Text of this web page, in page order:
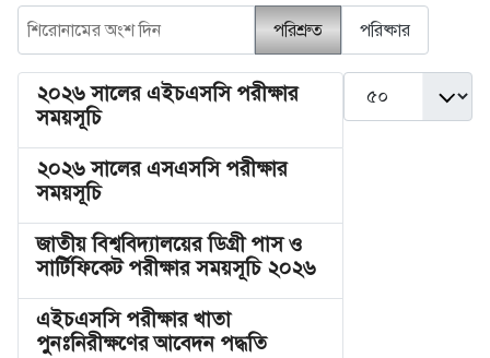
শিরোনামের অংশ দিন
পরিশ্রুত পরিষ্কার
২০২৬ সালের এইচএসসি পরীক্ষার
সময়সূচি
২০২৬ সালের এসএসসি পরীক্ষার
সময়সূচি
জাতীয় বিশ্ববিদ্যালয়ের ডিগ্রী পাস ও
সার্টিফিকেট পরীক্ষার সময়সূচি ২০২৬
এইচএসসি পরীক্ষার খাতা
পুনঃনিরীক্ষণের আবেদন পদ্ধতি